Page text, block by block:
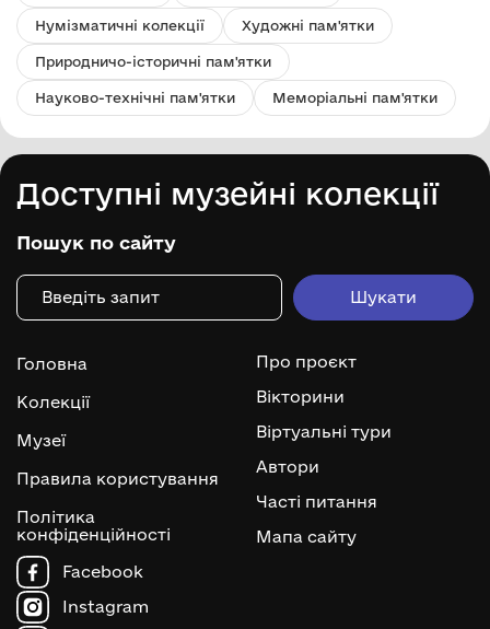
Нумізматичні колекції Художні пам'ятки
Природничо-історичні пам'ятки
Науково-технічні пам'ятки Меморіальні пам'ятки
Доступні музейні колекції
Пошук по сайту
Головна
Колекції
Музеї
Правила користування
Політика
конфіденційності
Про проєкт
Вікторини
Віртуальні тури
Автори
Часті питання
Мапа сайту
Facebook
Instagram